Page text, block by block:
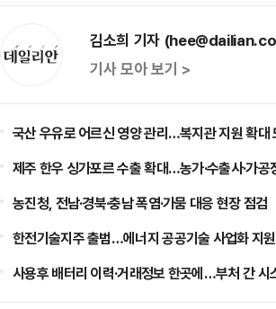
김소희 기자
기사 모아 보기 >
국산 우유로 어르신 영양 관리…복지관 지원 확대
제주 한우 싱가포르 수출 확대…농가·수출사·가공
농진청, 전남·경북·충남 폭염·가뭄 대응 현장 점검
한전기술지주 출범…에너지 공공기술 사업화 지원
사용후 배터리 이력·거래정보 한곳에…부처 간 시